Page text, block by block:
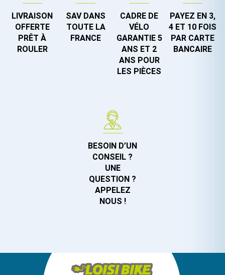
LIVRAISON
OFFERTE
PRÊT À
ROULER
SAV DANS
TOUTE LA
FRANCE
CADRE DE
VÉLO
GARANTIE 5
ANS ET 2
ANS POUR
LES PIÈCES
PAYEZ EN 3,
4 ET 10 FOIS
PAR CARTE
BANCAIRE
BESOIN D’UN
CONSEIL ?
UNE
QUESTION ?
APPELEZ
NOUS !